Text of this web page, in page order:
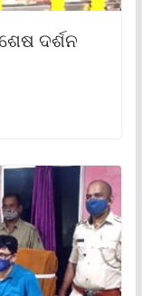
ଦର୍ଶନ